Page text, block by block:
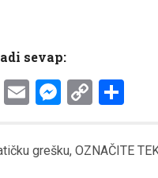
sevap:
EmailCopy
grešku, OZNAČITE